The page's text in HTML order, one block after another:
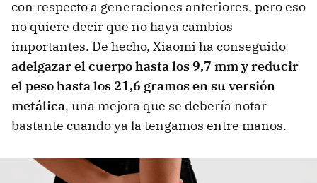
con respecto a generaciones anteriores, pero eso
no quiere decir que no haya cambios
importantes. De hecho, Xiaomi ha conseguido
adelgazar el cuerpo hasta los 9,7 mm y reducir
el peso hasta los 21,6 gramos en su versión
metálica, una mejora que se debería notar
bastante cuando ya la tengamos entre manos.